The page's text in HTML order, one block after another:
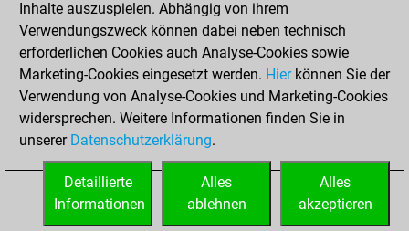
Erstickte Matts
Unterverwandlungen
Türme auf der siebten
0
STARTSEITE
Inhalte auszuspielen. Abhängig von ihrem
Verwendungszweck können dabei neben technisch
erforderlichen Cookies auch Analyse-Cookies sowie
Marketing-Cookies eingesetzt werden. Hierkönnen Sie der
Verwendung von Analyse-Cookies und Marketing-Cookies
widersprechen. Weitere Informationen finden Sie in
unserer Datenschutzerklärung.
Alles
akzeptieren
Alles
ablehnen
Detaillierte
Informationen